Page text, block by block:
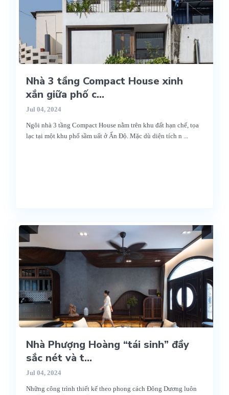
Nhà 3 tầng Compact House xinh
xắn giữa phố c...
Jul 04, 2024
Ngôi nhà 3 tầng Compact House nằm trên khu đất hạn chế, tọa
lạc tại một khu phố sầm uất ở Ấn Độ. Mặc dù diện tích n ...
Nhà Phượng Hoàng “tái sinh” đầy
sắc nét và t...
Jul 04, 2024
Những công trình thiết kế theo phong cách Đông Dương luôn